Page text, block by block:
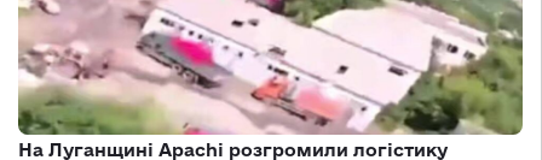
На Луганщині Apachi розгромили логістику